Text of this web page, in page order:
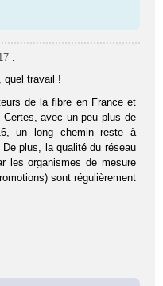
:
quel travail !
de la fibre en France et
avec un peu plus de
un long chemin reste à
plus, la qualité du réseau
les organismes de mesure
sont régulièrement